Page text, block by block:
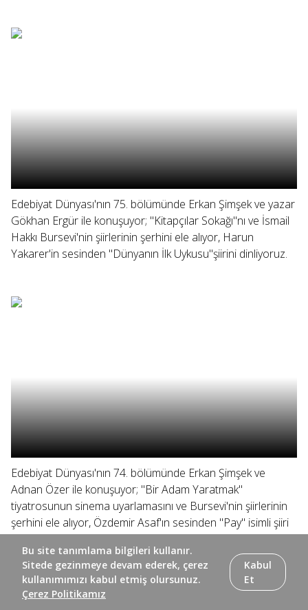
Edebiyat Dünyası'nın 75. bölümünde Erkan Şimşek ve yazar
Gökhan Ergür ile konuşuyor; "Kitapçılar Sokağı"nı ve İsmail
Hakkı Bursevi'nin şiirlerinin şerhini ele alıyor, Harun
Yakarer'in sesinden "Dünyanın İlk Uykusu"şiirini dinliyoruz.
Edebiyat Dünyası'nın 74. bölümünde Erkan Şimşek ve
Adnan Özer ile konuşuyor; "Bir Adam Yaratmak"
tiyatrosunun sinema uyarlamasını ve Bursevi'nin şiirlerinin
şerhini ele alıyor, Özdemir Asaf'ın sesinden "Pay" isimli şiiri
dinliyoruz.
Bu site tanımlama bilgileri kullanır.
Sitede gezinmeye devam ederek, çerez
kullanımımızı kabul etmiş olursunuz.
Çerez Politikamız
Kabul
Et